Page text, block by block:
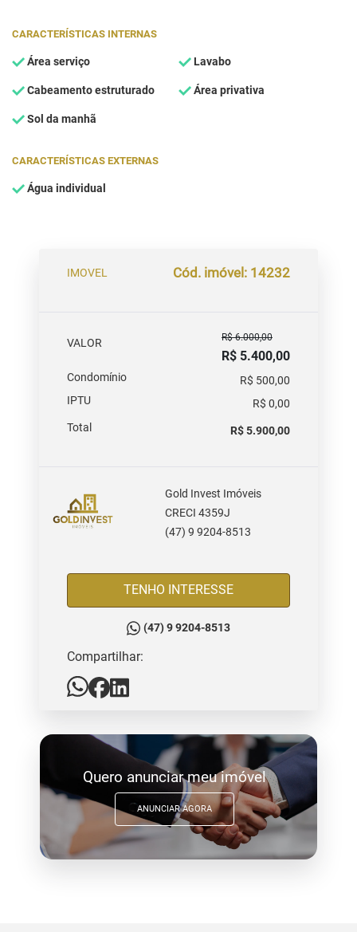
CARACTERÍSTICAS INTERNAS
Área serviço Lavabo
Cabeamento estruturado Área privativa
Sol da manhã
CARACTERÍSTICAS EXTERNAS
Água individual
IMOVEL Cód. imóvel: 14232
VALOR R$ 6.000,00
R$ 5.400,00
Condomínio
R$ 500,00
IPTU
R$ 0,00
Total
R$ 5.900,00
Gold Invest Imóveis
CRECI 4359J
(47) 9 9204-8513
TENHO INTERESSE
(47) 9 9204-8513
Compartilhar:
Quero anunciar meu imóvel
ANUNCIAR AGORA